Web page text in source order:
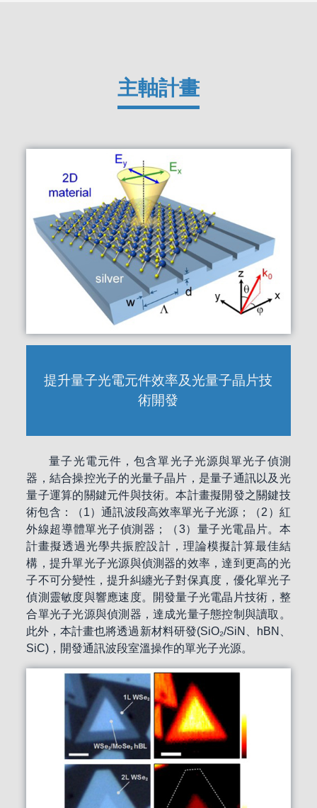
主軸計畫
提升量子光電元件效率及光量子晶片技
術開發
量子光電元件，包含單光子光源與單光子偵測
器，結合操控光子的光量子晶片，是量子通訊以及光
量子運算的關鍵元件與技術。本計畫擬開發之關鍵技
術包含：（1）通訊波段高效率單光子光源；（2）紅
外線超導體單光子偵測器；（3）量子光電晶片。本
計畫擬透過光學共振腔設計，理論模擬計算最佳結
構，提升單光子光源與偵測器的效率，達到更高的光
子不可分變性，提升糾纏光子對保真度，優化單光子
偵測靈敏度與響應速度。開發量子光電晶片技術，整
合單光子光源與偵測器，達成光量子態控制與讀取。
此外，本計畫也將透過新材料研發(SiO₂/SiN、hBN、
SiC)，開發通訊波段室溫操作的單光子光源。